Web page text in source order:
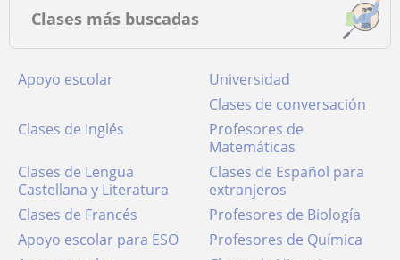
Clases más buscadas
Apoyo escolar
Universidad
Clases de conversación
Clases de Inglés
Profesores de
Matemáticas
Clases de Lengua
Castellana y Literatura
Clases de Español para
extranjeros
Clases de Francés
Profesores de Biología
Apoyo escolar para ESO
Profesores de Química